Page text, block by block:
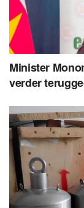
Minister
verder